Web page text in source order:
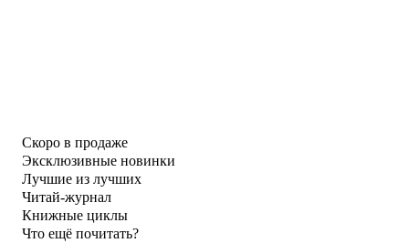
Скоро в продаже
Эксклюзивные новинки
Лучшие из лучших
Читай-журнал
Книжные циклы
Что ещё почитать?